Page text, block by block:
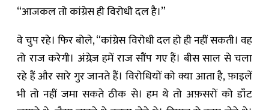
“आजकल तो कांग्रेस ही विरोधी दल है।”
वे चुप रहे। फिर बोले, “कांग्रेस विरोधी दल हो ही नहीं सकती। वह
तो राज करेगी। अंग्रेज़ हमें राज सौंप गए हैं। बीस साल से चला
रहे हैं और सारे गुर जानते हैं। विरोधियों को क्या आता है, फ़ाइलें
भी तो नहीं जमा सकते ठीक से। हम थे तो अफ़सरों को डाँट